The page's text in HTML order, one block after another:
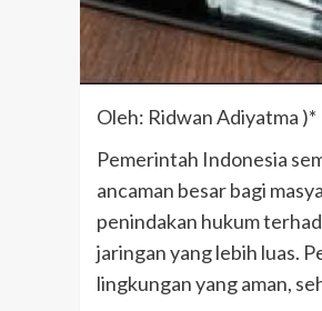
Oleh: Ridwan Adiyatma )*
Pemerintah Indonesia
ancaman besar bagi
penindakan hukum
jaringan yang lebih luas.
lingkungan yang aman,